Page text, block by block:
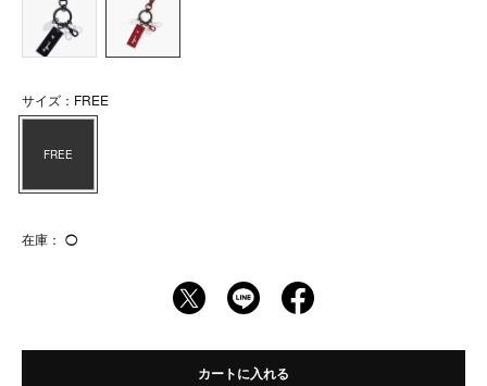
サイズ：FREE
FREE
在庫： ◯
カートに入れる